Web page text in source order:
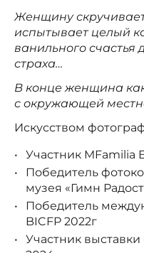
Женщину
испытывает целый
ванильного
страха…
В конце женщина
с окружающей
Искусством
Участник MFamilia
Победитель
музея «Гимн
Победитель
BICFP 2022г
Участник